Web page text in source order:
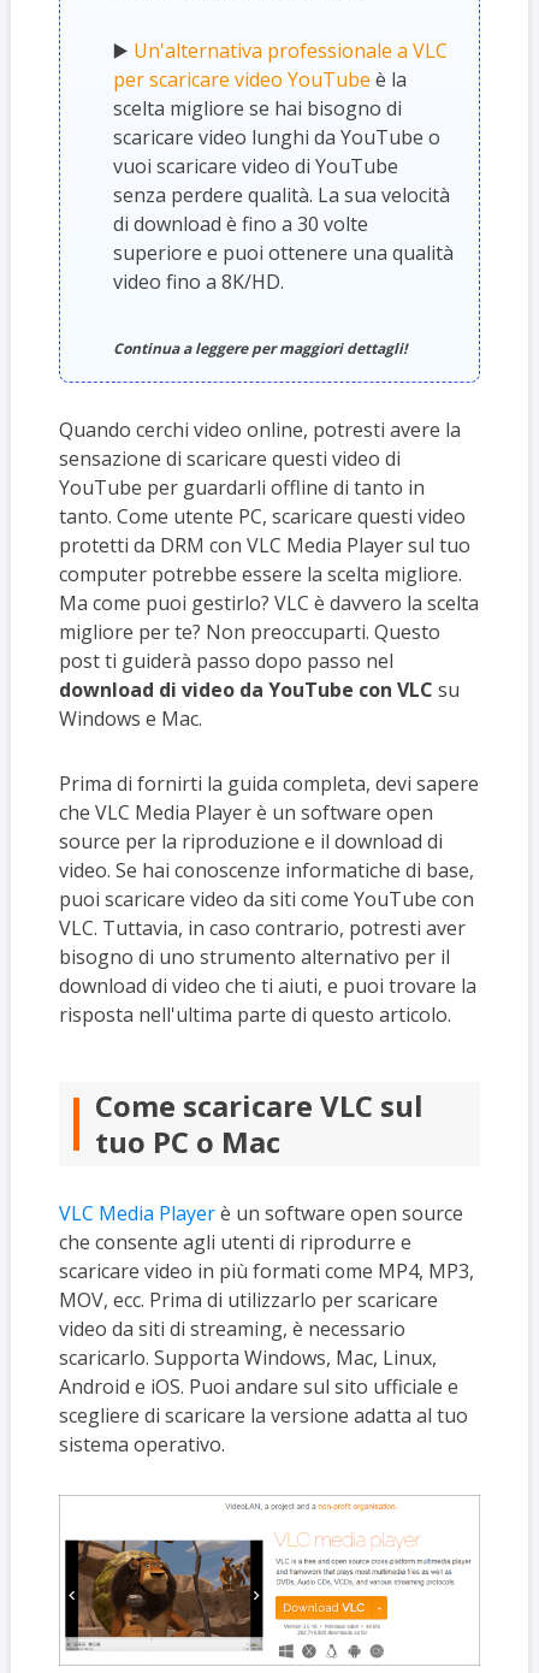
▶️ Un'alternativa professionale a VLC
per scaricare video YouTube è la
scelta migliore se hai bisogno di
scaricare video lunghi da YouTube o
vuoi scaricare video di YouTube
senza perdere qualità. La sua velocità
di download è fino a 30 volte
superiore e puoi ottenere una qualità
video fino a 8K/HD.
Continua a leggere per maggiori dettagli!
Quando cerchi video online, potresti avere la
sensazione di scaricare questi video di
YouTube per guardarli offline di tanto in
tanto. Come utente PC, scaricare questi video
protetti da DRM con VLC Media Player sul tuo
computer potrebbe essere la scelta migliore.
Ma come puoi gestirlo? VLC è davvero la scelta
migliore per te? Non preoccuparti. Questo
post ti guiderà passo dopo passo nel
download di video da YouTube con VLC su
Windows e Mac.
Prima di fornirti la guida completa, devi sapere
che VLC Media Player è un software open
source per la riproduzione e il download di
video. Se hai conoscenze informatiche di base,
puoi scaricare video da siti come YouTube con
VLC. Tuttavia, in caso contrario, potresti aver
bisogno di uno strumento alternativo per il
download di video che ti aiuti, e puoi trovare la
risposta nell'ultima parte di questo articolo.
Come scaricare VLC sul
tuo PC o Mac
VLC Media Playerè un software open source
che consente agli utenti di riprodurre e
scaricare video in più formati come MP4, MP3,
MOV, ecc. Prima di utilizzarlo per scaricare
video da siti di streaming, è necessario
scaricarlo. Supporta Windows, Mac, Linux,
Android e iOS. Puoi andare sul sito ufficiale e
scegliere di scaricare la versione adatta al tuo
sistema operativo.